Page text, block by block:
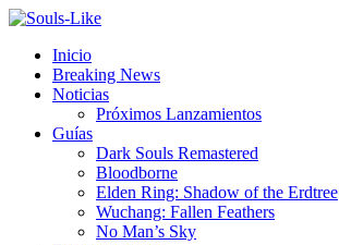
Inicio
Breaking News
Noticias
Próximos Lanzamientos
Guías
Dark Souls Remastered
Bloodborne
Elden Ring: Shadow of the Erdtree
Wuchang: Fallen Feathers
No Man’s Sky